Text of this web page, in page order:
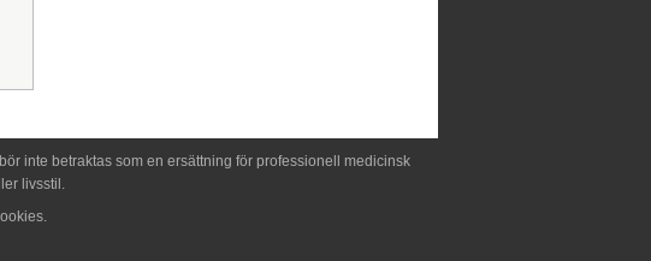
inte betraktas som en ersättning för professionell medicinsk
livsstil.